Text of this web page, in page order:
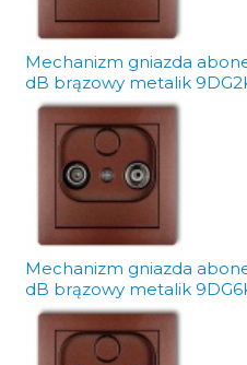
Mechanizm gniazda
dB brązowy metalik
Mechanizm gniazda
dB brązowy metalik